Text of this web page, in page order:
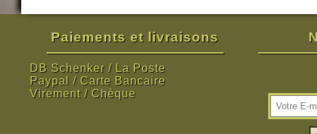
Paiements et livraisons
DB Schenker / La Poste
Paypal / Carte Bancaire
Virement / Chèque